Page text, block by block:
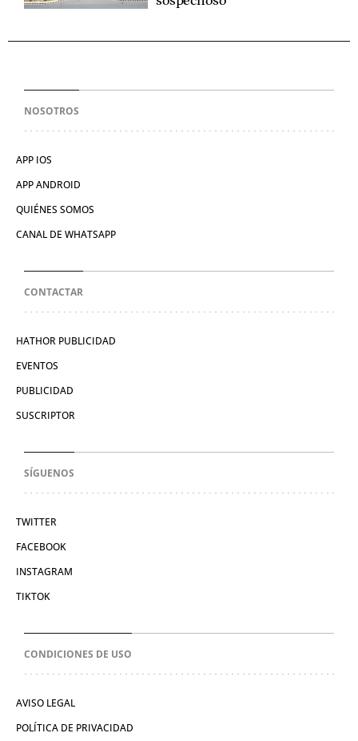
NOSOTROS
APP IOS
APP ANDROID
QUIÉNES SOMOS
CANAL DE WHATSAPP
CONTACTAR
HATHOR PUBLICIDAD
EVENTOS
PUBLICIDAD
SUSCRIPTOR
SÍGUENOS
TWITTER
FACEBOOK
INSTAGRAM
TIKTOK
CONDICIONES DE USO
AVISO LEGAL
POLÍTICA DE PRIVACIDAD